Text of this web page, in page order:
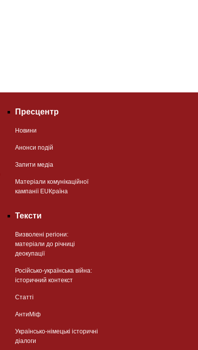
Пресцентр
Новини
Анонси подій
Запити медіа
Матеріали комунікаційної
кампанії EUКраїна
Тексти
Визволені регіони:
матеріали до річниці
деокупації
Російсько-українська війна:
історичний контекст
Статті
АнтиМіф
Українсько-німецькі історичні
діалоги